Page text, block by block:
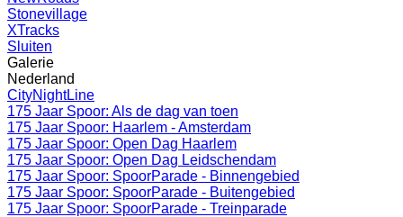
Stonevillage
XTracks
Sluiten
Galerie
Nederland
CityNightLine
175 Jaar Spoor: Als de dag van toen
175 Jaar Spoor: Haarlem - Amsterdam
175 Jaar Spoor: Open Dag Haarlem
175 Jaar Spoor: Open Dag Leidschendam
175 Jaar Spoor: SpoorParade - Binnengebied
175 Jaar Spoor: SpoorParade - Buitengebied
175 Jaar Spoor: SpoorParade - Treinparade